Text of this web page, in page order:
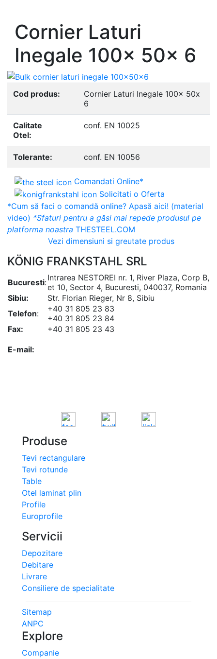
Cornier Laturi
Inegale 100x 50x 6
Cod produs:
Cornier Laturi Inegale 100x 50x
6
Calitate
Otel:
conf. EN 10025
Tolerante: conf. EN 10056
Comandati Online*
Solicitati o Oferta
*Cum să faci o comandă online? Apasă aici! (material
video) *Sfaturi pentru a găsi mai repede produsul pe
platforma noastra THESTEEL.COM
Vezi dimensiuni si greutate produs
KÖNIG FRANKSTAHL SRL
Bucuresti:Intrarea NESTOREI nr. 1, River Plaza, Corp B,
et 10, Sector 4, Bucuresti, 040037, Romania
Sibiu:
Str. Florian Rieger, Nr 8, Sibiu
Telefon:
+40 31 805 23 83
+40 31 805 23 84
Fax:
+40 31 805 23 43
E-mail:
Produse
Tevi rectangulare
Tevi rotunde
Table
Otel laminat plin
Profile
Europrofile
Servicii
Depozitare
Debitare
Livrare
Consiliere de specialitate
Sitemap
ANPC
Explore
Companie